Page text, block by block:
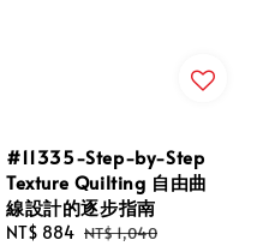
#11335-Step-by-Step
Texture Quilting 自由曲
線設計的逐步指南
Sale
NT$ 884 Regular
NT$ 1,040